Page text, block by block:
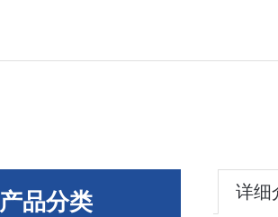
产品分类 详细